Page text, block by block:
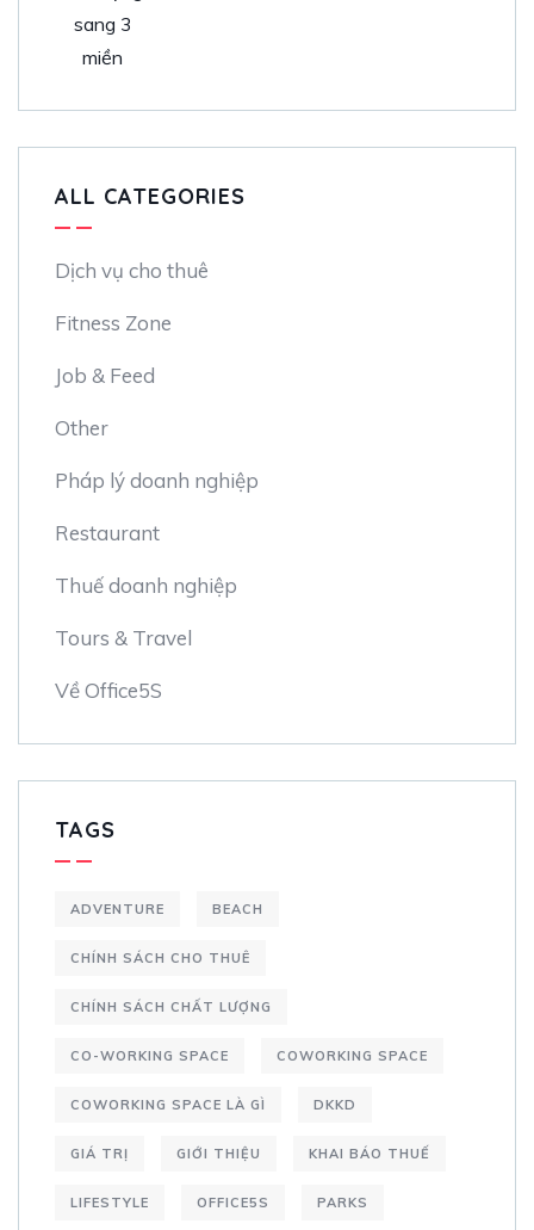
ALL CATEGORIES
Dịch vụ cho thuê
Fitness Zone
Job & Feed
Other
Pháp lý doanh nghiệp
Restaurant
Thuế doanh nghiệp
Tours & Travel
Về Office5S
TAGS
ADVENTURE BEACH
CHÍNH SÁCH CHO THUÊ
CHÍNH SÁCH CHẤT LƯỢNG
CO-WORKING SPACE COWORKING SPACE
COWORKING SPACE LÀ GÌ DKKD
GIÁ TRỊ GIỚI THIỆU KHAI BÁO THUẾ
LIFESTYLE OFFICE5S PARKS